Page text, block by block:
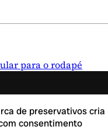
para o rodapé
de preservativos cria
consentimento